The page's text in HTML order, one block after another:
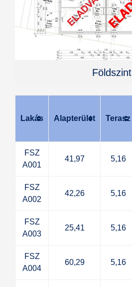
Földszint
Lakás Alapterület Terasz
FSZ
A001
41,97 5,16
FSZ
A002
42,26 5,16
FSZ
A003
25,41 5,16
FSZ
A004
60,29 5,16